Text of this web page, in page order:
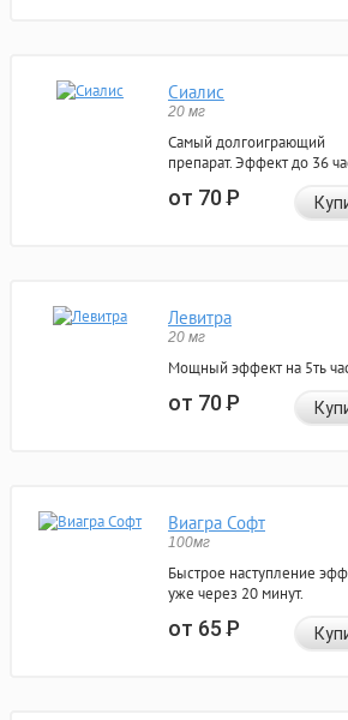
Сиалис
20 мг
Самый долгоиграющий
препарат. Эффект до 36
от 70Р
Левитра
20 мг
Мощный эффект на 5ть
от 70Р
Виагра Софт
100мг
Быстрое наступление
уже через 20 минут.
от 65Р